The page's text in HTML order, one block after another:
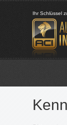
Ihr Schlüssel